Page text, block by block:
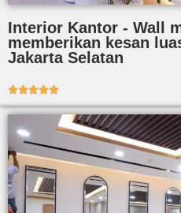
Interior Kantor - Wall
memberikan kesan
Jakarta Selatan
